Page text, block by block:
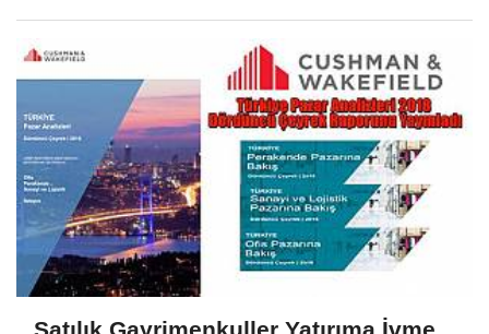
Satılık Gayrimenkuller Yatırıma İvme